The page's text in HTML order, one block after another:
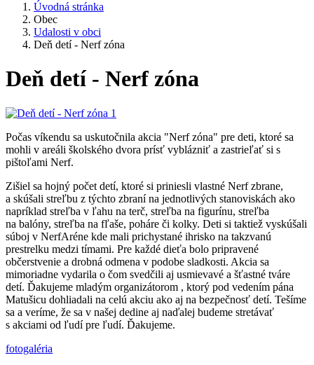
Úvodná stránka
Obec
Udalosti v obci
Deň detí - Nerf zóna
Deň detí - Nerf zóna
Počas víkendu sa uskutočnila akcia "Nerf zóna" pre deti, ktoré sa
mohli v areáli školského dvora prísť vyblázniť a zastrieľať si s
pištoľami Nerf.
Zišiel sa hojný počet detí, ktoré si priniesli vlastné Nerf zbrane,
a skúšali streľbu z týchto zbraní na jednotlivých stanoviskách ako
napríklad streľba v ľahu na terč, streľba na figurínu, streľba
na balóny, streľba na fľaše, poháre či kolky. Deti si taktiež vyskúšali
súboj v NerfAréne kde mali prichystané ihrisko na takzvanú
prestrelku medzi tímami. Pre každé dieťa bolo pripravené
občerstvenie a drobná odmena v podobe sladkosti. Akcia sa
mimoriadne vydarila o čom svedčili aj usmievavé a šťastné tváre
detí. Ďakujeme mladým organizátorom , ktorý pod vedením pána
Matušicu dohliadali na celú akciu ako aj na bezpečnosť detí. Tešíme
sa a veríme, že sa v našej dedine aj naďalej budeme stretávať
s akciami od ľudí pre ľudí. Ďakujeme.
fotogaléria